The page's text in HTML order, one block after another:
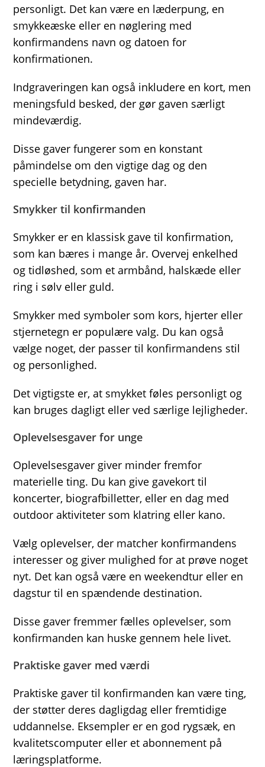
personligt. Det kan være en læderpung, en
smykkeæske eller en nøglering med
konfirmandens navn og datoen for
konfirmationen.
Indgraveringen kan også inkludere en kort, men
meningsfuld besked, der gør gaven særligt
mindeværdig.
Disse gaver fungerer som en konstant
påmindelse om den vigtige dag og den
specielle betydning, gaven har.
Smykker til konfirmanden
Smykker er en klassisk gave til konfirmation,
som kan bæres i mange år. Overvej enkelhed
og tidløshed, som et armbånd, halskæde eller
ring i sølv eller guld.
Smykker med symboler som kors, hjerter eller
stjernetegn er populære valg. Du kan også
vælge noget, der passer til konfirmandens stil
og personlighed.
Det vigtigste er, at smykket føles personligt og
kan bruges dagligt eller ved særlige lejligheder.
Oplevelsesgaver for unge
Oplevelsesgaver giver minder fremfor
materielle ting. Du kan give gavekort til
koncerter, biografbilletter, eller en dag med
outdoor aktiviteter som klatring eller kano.
Vælg oplevelser, der matcher konfirmandens
interesser og giver mulighed for at prøve noget
nyt. Det kan også være en weekendtur eller en
dagstur til en spændende destination.
Disse gaver fremmer fælles oplevelser, som
konfirmanden kan huske gennem hele livet.
Praktiske gaver med værdi
Praktiske gaver til konfirmanden kan være ting,
der støtter deres dagligdag eller fremtidige
uddannelse. Eksempler er en god rygsæk, en
kvalitetscomputer eller et abonnement på
læringsplatforme.